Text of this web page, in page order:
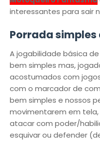
interessantes para sair
Porrada simples
A jogabilidade básica de
bem simples mas,
acostumados com
com o marcador de
bem simples e nossos
movimentarem em
atacar com poder/
esquivar ou defender